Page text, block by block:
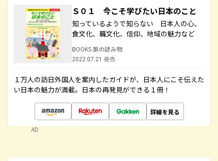
Ｓ０１ 今こそ学びたい日本のこと
知っているようで知らない 日本人の心、
食文化、職文化、信仰、地域の魅力など
BOOKS 旅の読み物
2022.07.21 発売
１万人の訪日外国人を案内したガイドが、日本人にこそ伝えた
い日本の魅力が満載。日本の再発見ができる１冊！
詳細を見る
AD